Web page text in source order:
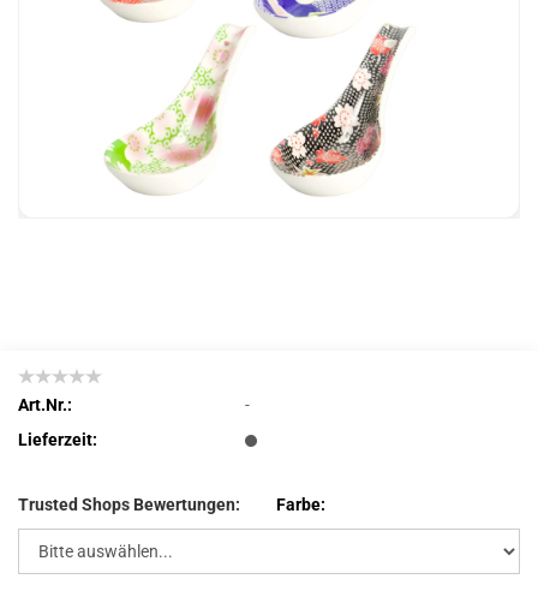
Art.Nr.:
-
Lieferzeit:
Trusted Shops Bewertungen: Farbe: